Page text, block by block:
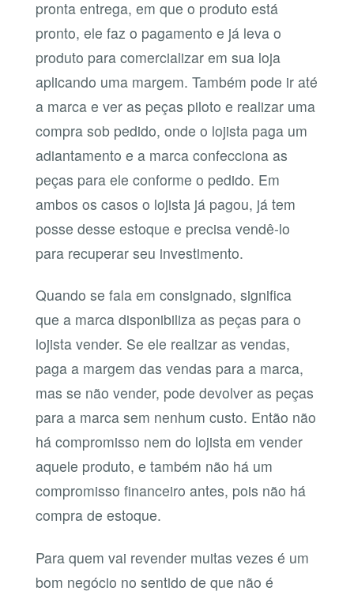
pronta entrega, em que o produto está
pronto, ele faz o pagamento e já leva o
produto para comercializar em sua loja
aplicando uma margem. Também pode ir até
a marca e ver as peças piloto e realizar uma
compra sob pedido, onde o lojista paga um
adiantamento e a marca confecciona as
peças para ele conforme o pedido. Em
ambos os casos o lojista já pagou, já tem
posse desse estoque e precisa vendê-lo
para recuperar seu investimento.
Quando se fala em consignado, significa
que a marca disponibiliza as peças para o
lojista vender. Se ele realizar as vendas,
paga a margem das vendas para a marca,
mas se não vender, pode devolver as peças
para a marca sem nenhum custo. Então não
há compromisso nem do lojista em vender
aquele produto, e também não há um
compromisso financeiro antes, pois não há
compra de estoque.
Para quem vai revender muitas vezes é um
bom negócio no sentido de que não é